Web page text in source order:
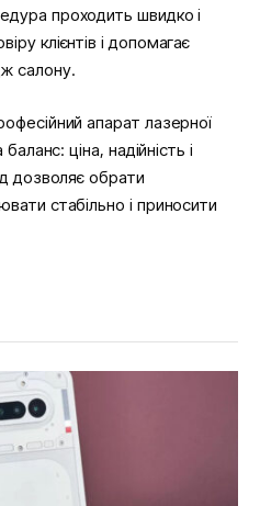
проходить швидко і
клієнтів і допомагає
салону.
апарат лазерної
ціна, надійність і
дозволяє обрати
стабільно і приносити